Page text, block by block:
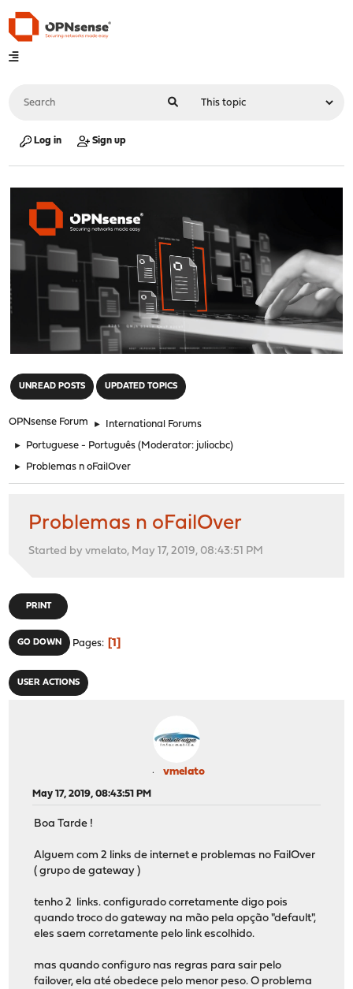
Log in Sign up
UNREAD POSTS UPDATED TOPICS
OPNsense Forum ► International Forums
► Portuguese - Português (Moderator: juliocbc)
► Problemas n oFailOver
Problemas n oFailOver
Started by vmelato, May 17, 2019, 08:43:51 PM
PRINT
GO DOWN Pages 1
USER ACTIONS
vmelato
May 17, 2019, 08:43:51 PM
Boa Tarde !
Alguem com 2 links de internet e problemas no FailOver
( grupo de gateway )
tenho 2 links. configurado corretamente digo pois
quando troco do gateway na mão pela opção "default",
eles saem corretamente pelo link escolhido.
mas quando configuro nas regras para sair pelo
failover, ela até obedece pelo menor peso. O problema